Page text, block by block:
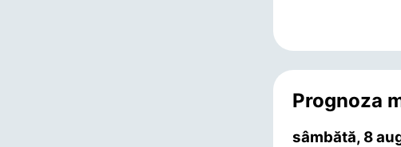
Prognoza
sâmbătă, 8